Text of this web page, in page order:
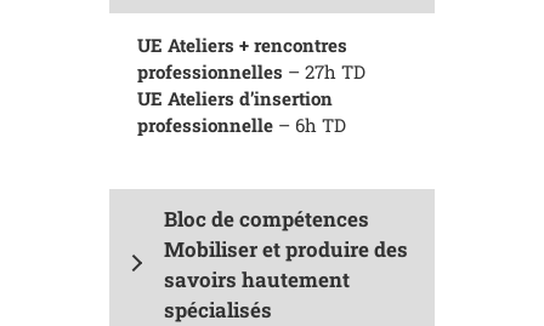
UE Ateliers + rencontres
professionnelles – 27h TD
UE Ateliers d’insertion
professionnelle– 6h TD
Bloc de compétences
Mobiliser et produire des
savoirs hautement
spécialisés